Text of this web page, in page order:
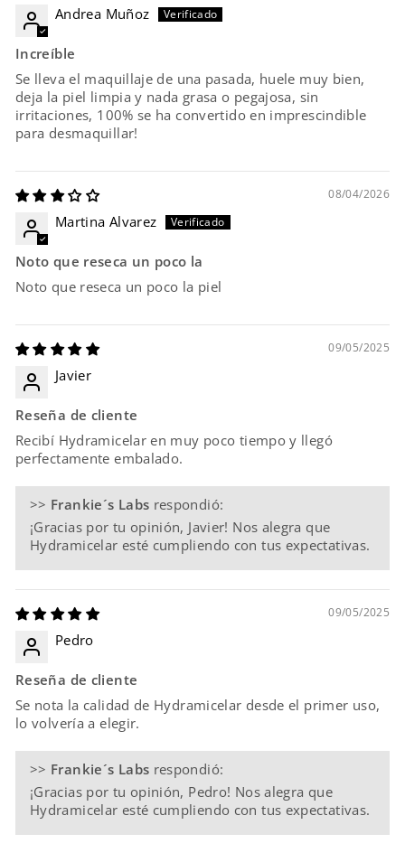
Andrea Muñoz
Increíble
Se lleva el maquillaje de una pasada, huele muy bien,
deja la piel limpia y nada grasa o pegajosa, sin
irritaciones, 100% se ha convertido en imprescindible
para desmaquillar!
08/04/2026
Martina Alvarez
Noto que reseca un poco la
Noto que reseca un poco la piel
09/05/2025
Javier
Reseña de cliente
Recibí Hydramicelar en muy poco tiempo y llegó
perfectamente embalado.
>> Frankie´s Labs respondió:
¡Gracias por tu opinión, Javier! Nos alegra que
Hydramicelar esté cumpliendo con tus expectativas.
09/05/2025
Pedro
Reseña de cliente
Se nota la calidad de Hydramicelar desde el primer uso,
lo volvería a elegir.
>> Frankie´s Labs respondió:
¡Gracias por tu opinión, Pedro! Nos alegra que
Hydramicelar esté cumpliendo con tus expectativas.